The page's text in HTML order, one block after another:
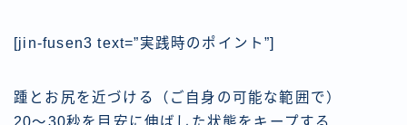
[jin-fusen3 text=”実践時のポイント”]
踵とお尻を近づける（ご自身の可能な範囲で）